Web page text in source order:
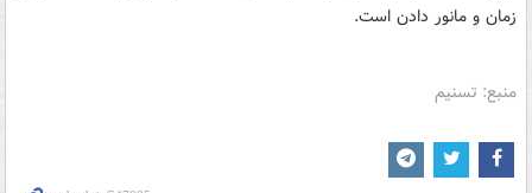
زمان و مانور دادن است.
منبع: تسنیم